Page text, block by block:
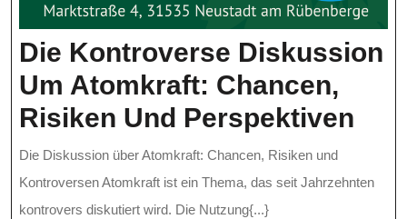
Die Kontroverse Diskussion
Um Atomkraft: Chancen,
Risiken Und Perspektiven
Die Diskussion über Atomkraft: Chancen, Risiken und
Kontroversen Atomkraft ist ein Thema, das seit Jahrzehnten
kontrovers diskutiert wird. Die Nutzung{...}